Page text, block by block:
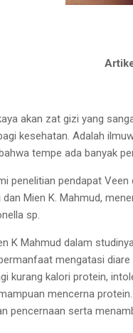
akan zat gizi yang
kesehatan. Adalah
tempe ada banyak
penelitian pendapat Veen
Mien K. Mahmud,
sp.
K Mahmud dalam
mengatasi
kurang kalori protein,
mencerna
pencernaan serta